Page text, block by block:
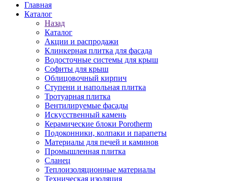
Главная
Каталог
Назад
Каталог
Акции и распродажи
Клинкерная плитка для фасада
Водосточные системы для крыш
Софиты для крыш
Облицовочный кирпич
Ступени и напольная плитка
Тротуарная плитка
Вентилируемые фасады
Искусственный камень
Керамические блоки Porotherm
Подоконники, колпаки и парапеты
Материалы для печей и каминов
Промышленная плитка
Сланец
Теплоизоляционные материалы
Техническая изоляция